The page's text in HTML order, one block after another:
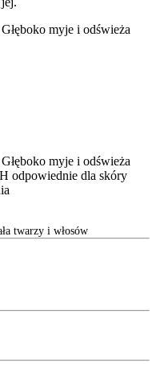
myje i odświeża
myje i odświeża
odpowiednie dla skóry
twarzy i włosów